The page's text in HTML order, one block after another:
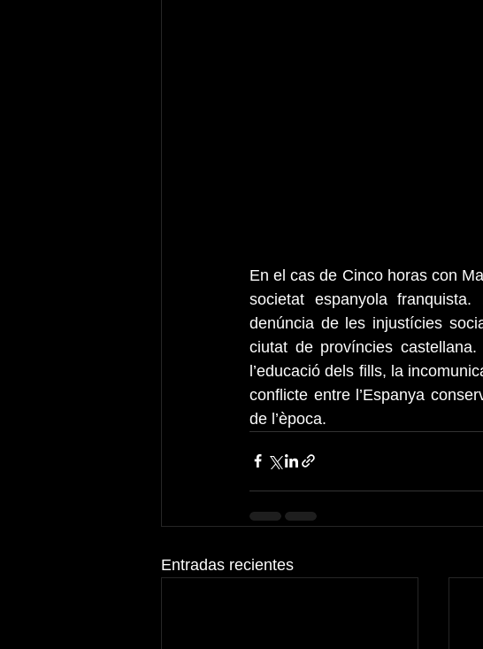
En el cas de Cinco horas con
societat espanyola
denúncia de les injustícies
ciutat de províncies
l’educació dels fills, la
conflicte entre l’Espanya
de l’època.​
Entradas recientes